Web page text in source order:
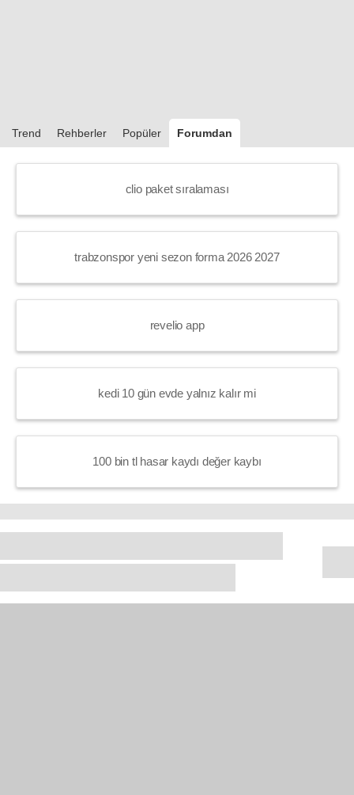
Trend Rehberler Popüler Forumdan
clio paket sıralaması
trabzonspor yeni sezon forma 2026 2027
revelio app
kedi 10 gün evde yalnız kalır mi
100 bin tl hasar kaydı değer kaybı